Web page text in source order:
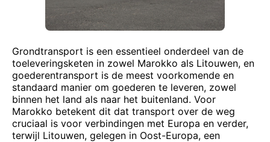
Grondtransport is een essentieel onderdeel van de
toeleveringsketen in zowel Marokko als Litouwen, en
goederentransport is de meest voorkomende en
standaard manier om goederen te leveren, zowel
binnen het land als naar het buitenland. Voor
Marokko betekent dit dat transport over de weg
cruciaal is voor verbindingen met Europa en verder,
terwijl Litouwen, gelegen in Oost-Europa, een